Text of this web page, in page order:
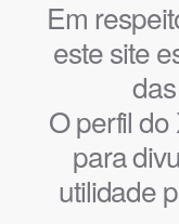
Em
este site
O perfil do
para
utilidade